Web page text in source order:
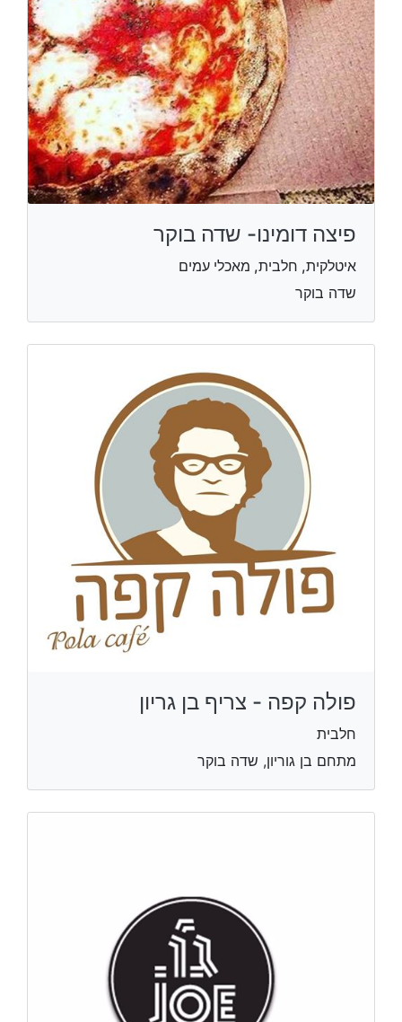
פיצה דומינו- שדה בוקר
איטלקית, חלבית, מאכלי עמים
שדה בוקר
פולה קפה - צריף בן גריון
חלבית
מתחם בן גוריון, שדה בוקר